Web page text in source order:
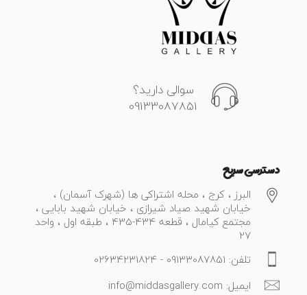
سوالی دارید؟
09133087851
دسترسی سریع
البرز ، کرج ، محله اشتراکی ها (شهرک آسمان) ،
خیابان شهید صیاد شیرازی ، خیابان شهید بابایی ،
مجتمع کیامال ، قطعه 434-435 ، طبقه اول ، واحد
27
تلفن: 09133087851 - 02634231824
ایمیل: info@middasgallery.com